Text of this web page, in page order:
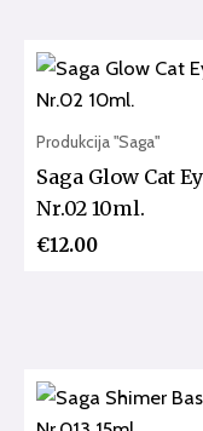
Produkcija "Saga"
Saga Glow Cat
Nr.02 10ml.
€12.00